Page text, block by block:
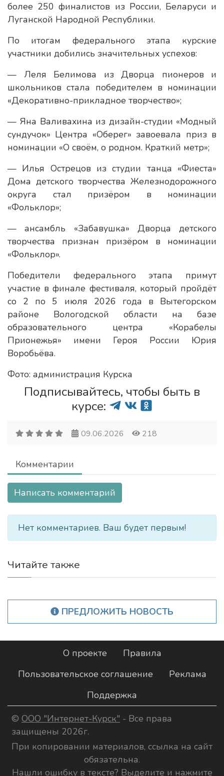
более 250 финалистов из России, Беларуси и
Луганской Народной Республики.
По итогам федерального этапа курские
участники добились значительных успехов:
— Леля Белимова из Дворца пионеров и
школьников стала победителем в номинации
«Декоративно-прикладное творчество»;
— Яна Валивахина из дизайн-студии «Модный
сундучок» Центра «Оберег» завоевала приз в
номинации «О своём, о родном. Краткий метр»;
— Илья Острецов из студии танца «Фиеста»
Дома детского творчества Железнодорожного
округа стал призёром в номинации
«Фольклор»;
— ансамбль «Забавушка» Дворца детского
творчества признан призёром в номинации
«Фольклор».
Победители федерального этапа примут
участие в финале фестиваля, который пройдёт
со 2 по 5 июля 2026 года в Вытегорском
районе Вологодской области на базе
образовательного центра «Корабелы
Прионежья» имени Героя России Юрия
Воробьёва.
Фото: администрация Курска
Подписывайтесь, чтобы быть в
курсе:
09.06.2026 218
Комментарии
Написать комментарий
Нет комментариев. Ваш будет первым!
Читайте также
ПРЕДЛОЖИТЬ НОВОСТЬ
О проекте
Правила
Пользовательское соглашение
Реклама
Поддержка
© ООО "Интернет-Курск" - Все права
защищены 2026г.
При копировании материалов, ссылка на сайт
обязательна.
Нашли ошибку в тексте? Выделите и нажмите